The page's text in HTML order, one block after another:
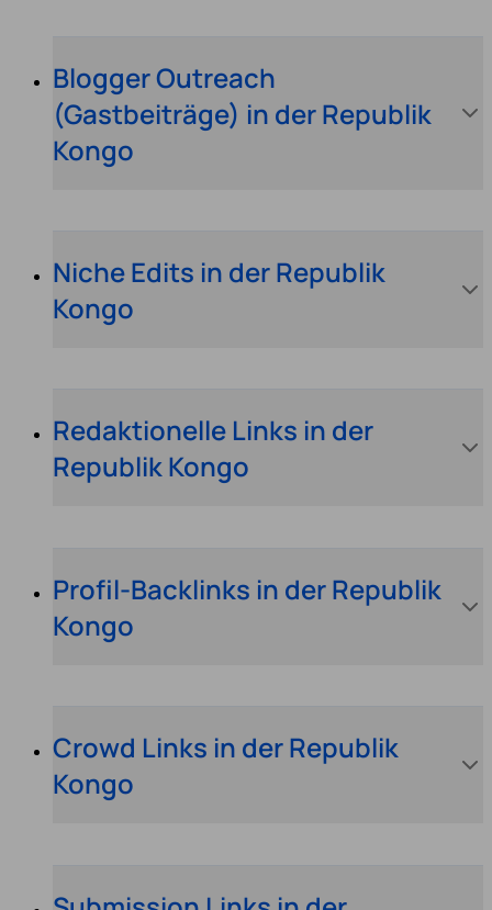
Blogger Outreach
(Gastbeiträge) in der Republik
Kongo
Niche Edits in der Republik
Kongo
Redaktionelle Links in der
Republik Kongo
Profil-Backlinks in der Republik
Kongo
Crowd Links in der Republik
Kongo